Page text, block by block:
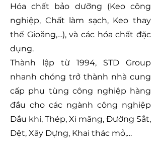
Hóa chất bảo dưỡng (Keo công
nghiệp, Chất làm sạch, Keo thay
thế Gioăng,…), và các hóa chất đặc
dụng.
Thành lập từ 1994, STD Group
nhanh chóng trở thành nhà cung
cấp phụ tùng công nghiệp hàng
đầu cho các ngành công nghiệp
Dầu khí, Thép, Xi măng, Đường Sắt,
Dệt, Xây Dựng, Khai thác mỏ,…